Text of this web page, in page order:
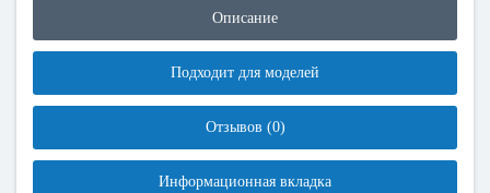
Описание
Подходит для моделей
Отзывов (0)
Информационная вкладка